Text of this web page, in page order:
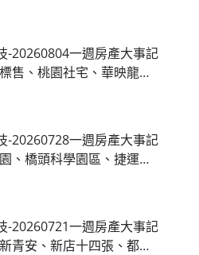
-20260804一週房產大事記
售、桃園社宅、華映龍潭
-20260728一週房產大事記
、橋頭科學園區、捷運萬
-20260721一週房產大事記
青安、新店十四張、都廳